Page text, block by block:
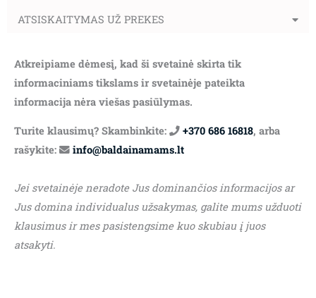
ATSISKAITYMAS UŽ PREKES
Atkreipiame dėmesį, kad ši svetainė skirta tik
informaciniams tikslams ir svetainėje pateikta
informacija nėra viešas pasiūlymas.
Turite klausimų? Skambinkite: +370 686 16818, arba
rašykite:
info@baldainamams.lt
Jei svetainėje neradote Jus dominančios informacijos ar
Jus domina individualus užsakymas, galite mums užduoti
klausimus ir mes pasistengsime kuo skubiau į juos
atsakyti.